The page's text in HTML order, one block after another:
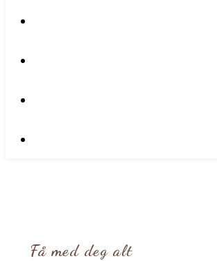
Få med deg alt